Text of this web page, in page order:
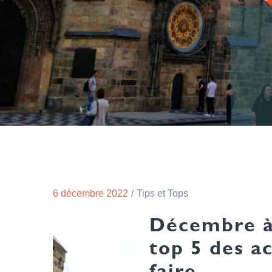
6 décembre 2022 Tips et Tops
Décembre
top 5 des